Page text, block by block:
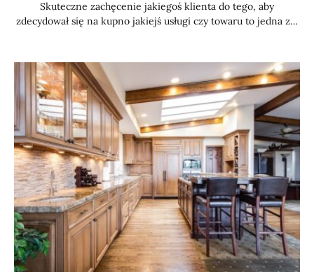
Skuteczne zachęcenie jakiegoś klienta do tego, aby
zdecydował się na kupno jakiejś usługi czy towaru to jedna z…